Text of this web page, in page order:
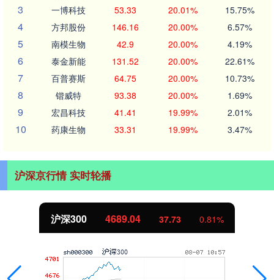
3 一博科技 53.33 20.01% 15.75%
4 方邦股份 146.16 20.00% 6.57%
5 南模生物 42.9 20.00% 4.19%
6 泰金新能 131.52 20.00% 22.61%
7 百普赛斯 64.75 20.00% 10.73%
8 锴威特 93.38 20.00% 1.69%
9 宏昌科技 41.41 19.99% 2.01%
10 药康生物 33.31 19.99% 3.47%
沪深京行情 实时轮播
沪深300 4689.04 37.73 0.81%